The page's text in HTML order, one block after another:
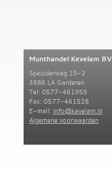
Munthandel Kevelam BV
Speulderweg 15-2
3886 LA Garderen
Tel: 0577-461955
Fax: 0577-461528
E-mail: info@kevelam.nl
Algemene voorwaarden